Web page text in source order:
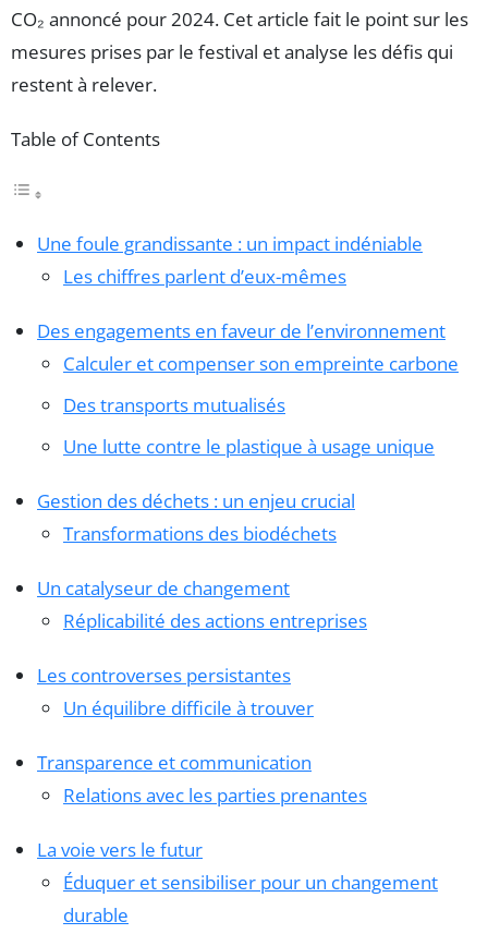
CO₂ annoncé pour 2024. Cet article fait le point sur les
mesures prises par le festival et analyse les défis qui
restent à relever.
Table of Contents
Une foule grandissante : un impact indéniable
Les chiffres parlent d’eux-mêmes
Des engagements en faveur de l’environnement
Calculer et compenser son empreinte carbone
Des transports mutualisés
Une lutte contre le plastique à usage unique
Gestion des déchets : un enjeu crucial
Transformations des biodéchets
Un catalyseur de changement
Réplicabilité des actions entreprises
Les controverses persistantes
Un équilibre difficile à trouver
Transparence et communication
Relations avec les parties prenantes
La voie vers le futur
Éduquer et sensibiliser pour un changement
durable